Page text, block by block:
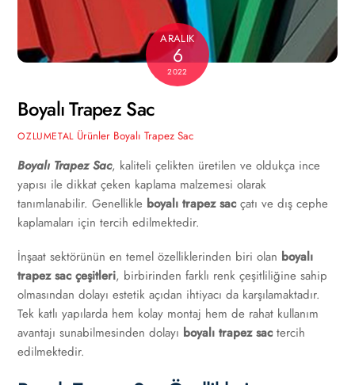
ARALIK
6
2022
Boyalı Trapez Sac
OZLUMETAL Ürünler Boyalı Trapez Sac
Boyalı Trapez Sac, kaliteli çelikten üretilen ve oldukça ince
yapısı ile dikkat çeken kaplama malzemesi olarak
tanımlanabilir. Genellikle boyalı trapez sacçatı ve dış cephe
kaplamaları için tercih edilmektedir.
İnşaat sektörünün en temel özelliklerinden biri olan boyalı
trapez sac çeşitleri, birbirinden farklı renk çeşitliliğine sahip
olmasından dolayı estetik açıdan ihtiyacı da karşılamaktadır.
Tek katlı yapılarda hem kolay montaj hem de rahat kullanım
avantajı sunabilmesinden dolayı boyalı trapez sactercih
edilmektedir.